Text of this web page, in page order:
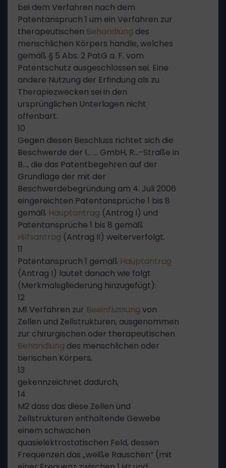
bei dem Verfahren nach dem
Patentanspruch 1 um ein Verfahren zur
therapeutischen Behandlung des
menschlichen Körpers handle, welches
gemäß § 5 Abs. 2 PatG a. F. vom
Patentschutz ausgeschlossen sei. Eine
andere Nutzung der Erfindung als zu
Therapiezwecken sei in den
ursprünglichen Unterlagen nicht
offenbart.
10
Gegen diesen Beschluss richtet sich die
Beschwerde der I… … GmbH, R…-Straße in
B…, die das Patentbegehren auf der
Grundlage der mit der
Beschwerdebegründung am 4. Juli 2006
eingereichten Patentansprüche 1 bis 8
gemäß Hauptantrag (Antrag I) und
Patentansprüche 1 bis 8 gemäß
Hilfsantrag (Antrag II) weiterverfolgt.
11
Patentanspruch 1 gemäß Hauptantrag
(Antrag I) lautet danach wie folgt
(Merkmalsgliederung hinzugefügt):
12
M1 Verfahren zur Beeinflussung von
Zellen und Zellstrukturen, ausgenommen
zur chirurgischen oder therapeutischen
Behandlung des menschlichen oder
tierischen Körpers,
13
gekennzeichnet dadurch,
14
M2 dass das diese Zellen und
Zellstrukturen enthaltende Gewebe
einem schwachen
quasielektrostatischen Feld, dessen
Frequenzen das „weiße Rauschen“ (mit